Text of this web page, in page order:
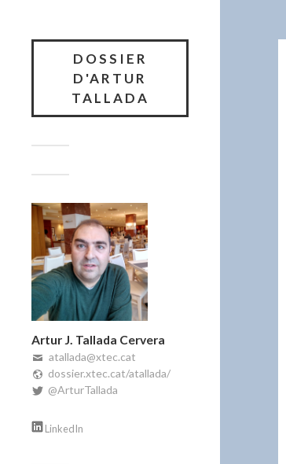
DOSSIER
D'ARTUR
TALLADA
Artur J. Tallada Cervera
atallada@xtec.cat
dossier.xtec.cat/atallada/
@ArturTallada
LinkedIn